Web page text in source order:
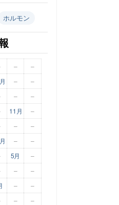
ホルモン
–
–
– –
–
–
11月 –
–
–
– –
5月
–
– –
–
–
– –